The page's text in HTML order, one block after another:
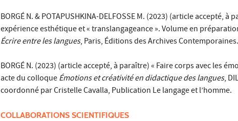
BORGÉ N. & POTAPUSHKINA-DELFOSSE M. (2023) (article accepté,
expérience esthétique et « translangageance ». Volume en
Écrire entre les langues, Paris, Éditions des Archives Contemporaines.
BORGÉ N. (2023) (article accepté, à paraître) « Faire corps avec les
acte du colloqueÉmotions et créativité en didactique des langues,
coordonné par Cristelle Cavalla, Publication Le langage et l’homme.
COLLABORATIONS SCIENTIFIQUES